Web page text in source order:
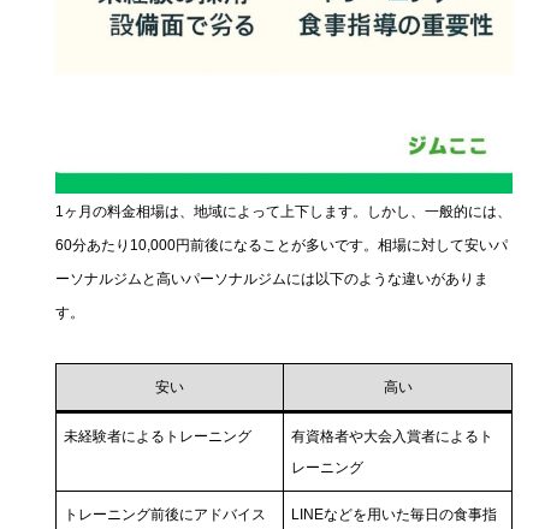
1ヶ月の料金相場は、地域によって上下します。しかし、一般的には、
60分あたり10,000円前後になることが多いです。相場に対して安いパ
ーソナルジムと高いパーソナルジムには以下のような違いがありま
す。
安い 高い
未経験者によるトレーニング
有資格者や大会入賞者によるト
レーニング
トレーニング前後にアドバイス
LINEなどを用いた毎日の食事指